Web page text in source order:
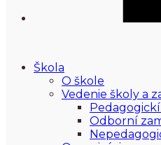
Škola
O škole
Vedenie školy a
Odborní